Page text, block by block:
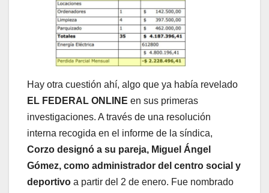
Hay otra cuestión ahí, algo que ya había revelado
EL FEDERAL ONLINE en sus primeras
investigaciones. A través de una resolución
interna recogida en el informe de la síndica,
Corzo designó a su pareja, Miguel Ángel
Gómez, como administrador del centro social y
deportivo a partir del 2 de enero. Fue nombrado